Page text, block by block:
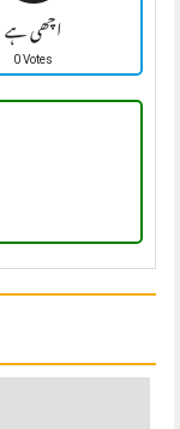
اچھی ہے
0 Votes